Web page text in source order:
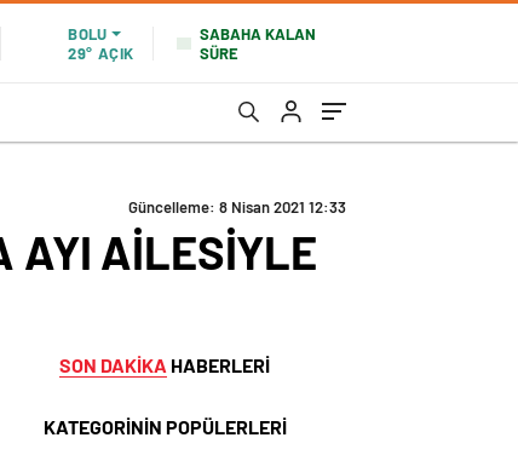
BOLU
29° AÇIK
SABAHA KALAN
SÜRE
Güncelleme: 8 Nisan 2021 12:33
AYI AİLESİYLE
SON DAKİKA HABERLERİ
KATEGORİNİN POPÜLERLERİ